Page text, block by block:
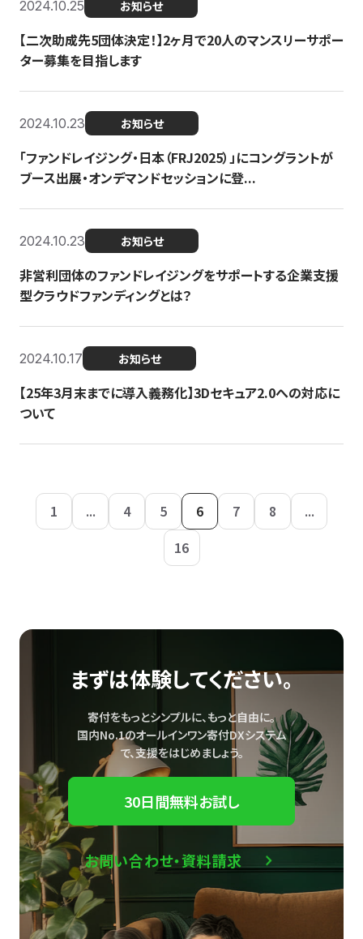
2024.10.25 お知らせ
【二次助成先5団体決定！】2ヶ月で20人のマンスリーサポー
ター募集を目指します
2024.10.23 お知らせ
「ファンドレイジング・日本（FRJ2025）」にコングラントが
ブース出展・オンデマンドセッションに登...
2024.10.23 お知らせ
非営利団体のファンドレイジングをサポートする企業支援
型クラウドファンディングとは？
2024.10.17 お知らせ
【25年3月末までに導入義務化】3Dセキュア2.0への対応に
ついて
1 ... 4 5 6 7 8
...
16
まずは体験してください。
寄付をもっとシンプルに、もっと自由に。
国内No.1のオールインワン寄付DXシステム
で、支援をはじめましょう。
30日間無料お試し
お問い合わせ・資料請求